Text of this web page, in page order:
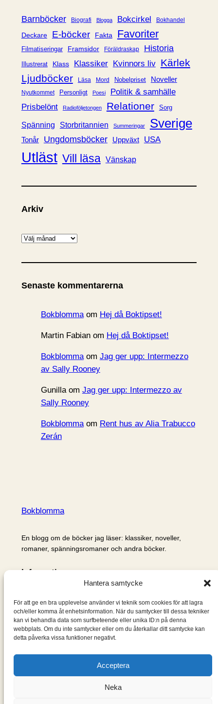
Hantera samtycke
För att ge en bra upplevelse använder vi teknik som cookies för att lagra
och/eller komma åt enhetsinformation. När du samtycker till dessa tekniker
kan vi behandla data som surfbeteende eller unika ID:n på denna
webbplats. Om du inte samtycker eller om du återkallar ditt samtycke kan
detta påverka vissa funktioner negativt.
Acceptera
Neka
r
i
Barnböcker Biografi Blogga Bokcirkel Bokhandel
Deckare E-böcker Fakta Favoriter
Filmatiseringar Framsidor Föräldraskap Historia
Illustrerat Klass Klassiker Kvinnors liv Kärlek
Ljudböcker
Läsa Mord Nobelpriset Noveller
Nyutkommet Personligt Poesi
Politik & samhälle
Prisbelönt
Radioföljetongen Relationer Sorg
Spänning Storbritannien Summeringar Sverige
Tonår Ungdomsböcker Uppväxt USA
Utläst Vill läsa Vänskap
Arkiv
A
k
v
Senaste kommentarerna
Bokblommaom Hej då Boktipset!
Martin Fabianom Hej då Boktipset!
Bokblommaom Jag ger upp: Intermezzo
av Sally Rooney
Gunillaom Jag ger upp: Intermezzo av
Sally Rooney
Bokblommaom Rent hus av Alia Trabucco
Zerán
Bokblomma
En blogg om de böcker jag läser: klassiker, noveller,
romaner, spänningsromaner och andra böcker.
Information
Om mig & om bloggen
S
ö
k